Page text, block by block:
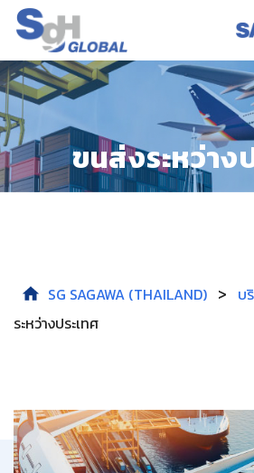
หน้าแรก
บริการของเรา
EN JP
ขนส่งระหว่าง
SG SAGAWA (THAILAND) > บ
ระหว่างประเทศ